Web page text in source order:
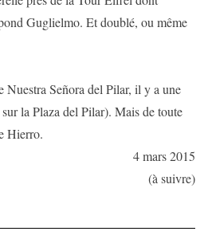
Guglielmo. Et doublé, ou même
Nuestra Señora del Pilar, il y a une
la Plaza del Pilar). Mais de toute
Hierro.
4 mars 2015
(à suivre)